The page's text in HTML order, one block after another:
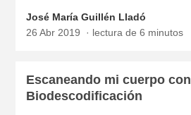
José María Guillén Lladó
26 Abr 2019
lectura de 6 minutos
Escaneando mi cuerpo con
Biodescodificación